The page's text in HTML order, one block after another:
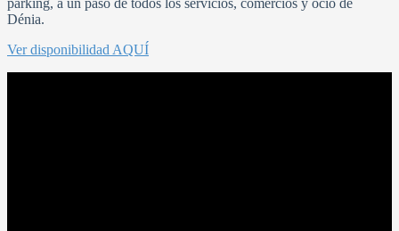
parking, a un paso de todos los servicios, comercios y ocio de
Dénia.
Ver disponibilidad AQUÍ